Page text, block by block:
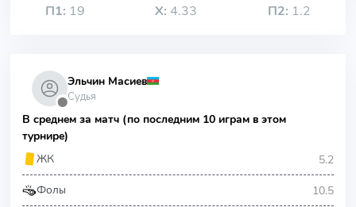
П1: 19 Х: 4.33 П2: 1.2
⬤
Эльчин Масиев
Судья
В среднем за матч (по последним 10 играм в этом
турнире)
ЖК
5.2
Фолы 10.5